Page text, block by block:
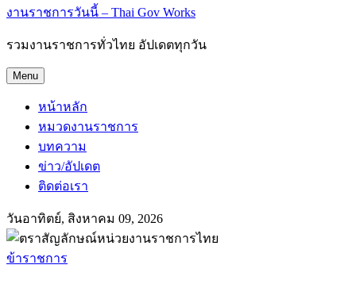
งานราชการวันนี้ – Thai Gov Works
รวมงานราชการทั่วไทย อัปเดตทุกวัน
Menu
หน้าหลัก
หมวดงานราชการ
บทความ
ข่าว/อัปเดต
ติดต่อเรา
วันอาทิตย์, สิงหาคม 09, 2026
ข้าราชการ